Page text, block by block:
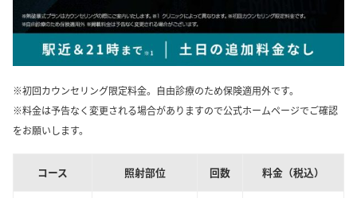
※初回カウンセリング限定料金。自由診療のため保険適用外です。
※料金は予告なく変更される場合がありますので公式ホームページでご確認
をお願いします。
コース 照射部位 回数 料金（税込）